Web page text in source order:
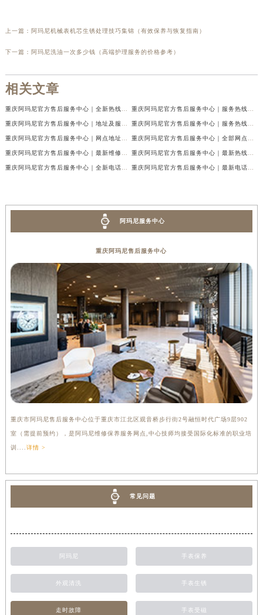
上一篇： 阿玛尼机械表机芯生锈处理技巧集锦（有效保养与恢复指南）
下一篇： 阿玛尼洗油一次多少钱（高端护理服务的价格参考）
相关文章
阿玛尼服务中心
重庆阿玛尼售后服务中心
重庆市阿玛尼售后服务中心位于重庆市江北区观音桥步行街2号融恒时代广场9层902
室（需提前预约），是阿玛尼维修保养服务网点,中心技师均接受国际化标准的职业培
训.... 详情 >
常见问题
阿玛尼 手表保养
外观清洗 手表生锈
走时故障 手表受磁